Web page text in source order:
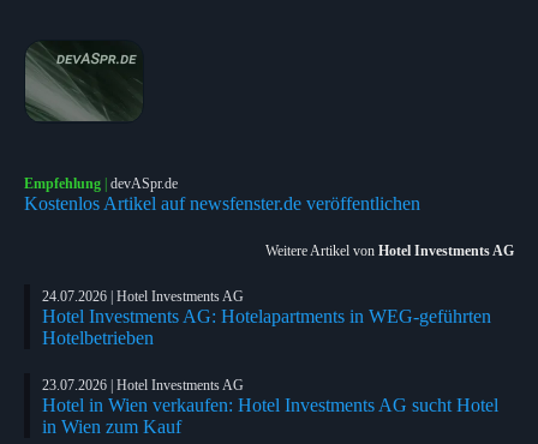
Empfehlung | devASpr.de
Kostenlos Artikel auf newsfenster.de veröffentlichen
Weitere Artikel von Hotel Investments AG
24.07.2026 | Hotel Investments AG
Hotel Investments AG: Hotelapartments in WEG-geführten
Hotelbetrieben
23.07.2026 | Hotel Investments AG
Hotel in Wien verkaufen: Hotel Investments AG sucht Hotel
in Wien zum Kauf